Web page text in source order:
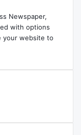
Newspaper,
with options
your website to